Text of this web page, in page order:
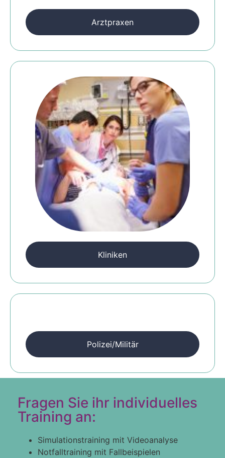
Arztpraxen
Kliniken
Polizei/Militär
Fragen Sie ihr individuelles
Training an:
Simulationstraining mit Videoanalyse
Notfalltraining mit Fallbeispielen